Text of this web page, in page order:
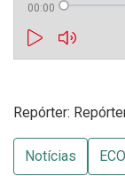
00:00
Repórter:
Notícias